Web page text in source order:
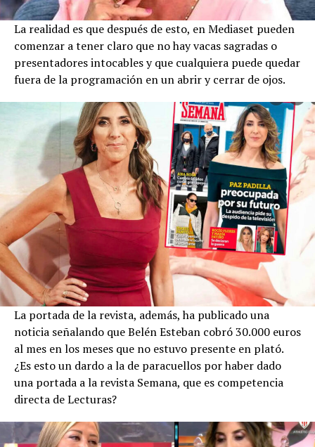
La realidad es que después de esto, en Mediaset pueden
comenzar a tener claro que no hay vacas sagradas o
presentadores intocables y que cualquiera puede quedar
fuera de la programación en un abrir y cerrar de ojos.
La portada de la revista, además, ha publicado una
noticia señalando que Belén Esteban cobró 30.000 euros
al mes en los meses que no estuvo presente en plató.
¿Es esto un dardo a la de paracuellos por haber dado
una portada a la revista Semana, que es competencia
directa de Lecturas?